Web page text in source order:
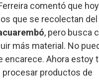
comentó que
que se recolectan del
, pero busca
más material. No
encarece. Ahora estoy
procesar productos de